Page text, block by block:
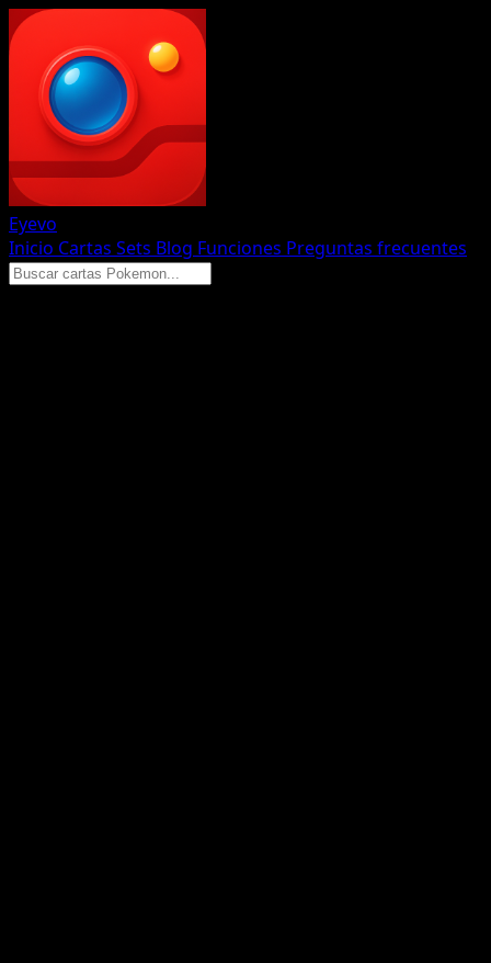
Eyevo
Inicio Cartas Sets Blog Funciones Preguntas frecuentes